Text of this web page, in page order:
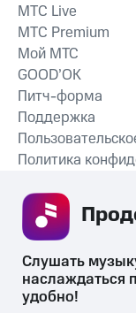
MTС Live
MTС Premium
Мой МТС
GOOD’OK
Питч-форма
Поддержка
Политика
Слушать
наслаждаться
удобно!